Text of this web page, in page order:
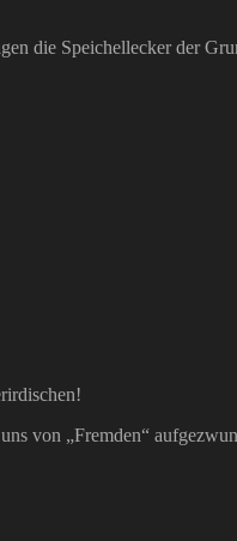
die Speichellecker der
von „Fremden“